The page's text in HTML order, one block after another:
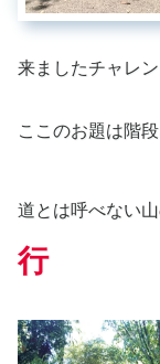
来ましたチャレ
ここのお題は階
道とは呼べない
行